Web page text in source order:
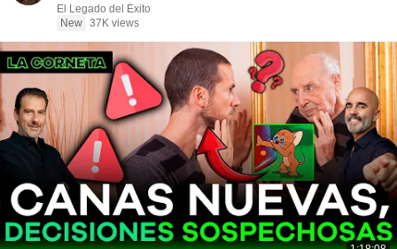
El Legado del Éxito
New 37K views